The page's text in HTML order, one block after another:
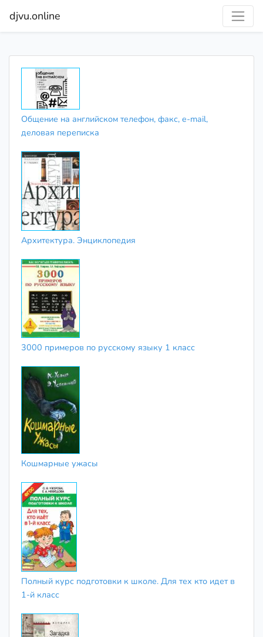
djvu.online
Общение на английском телефон, факс, e-mail,
деловая переписка
Архитектура. Энциклопедия
3000 примеров по русскому языку 1 класс
Кошмарные ужасы
Полный курс подготовки к школе. Для тех кто идет в
1-й класс